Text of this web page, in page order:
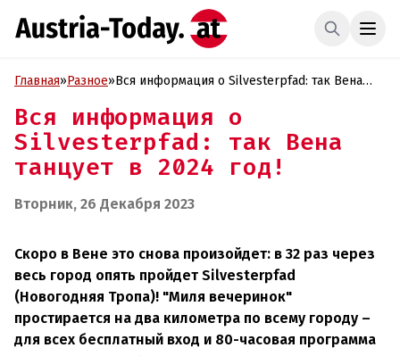
Главная»Разное»Вся информация о Silvesterpfad: так Вена
Вся информация о
Silvesterpfad: так Вена
танцует в 2024 год!
Вторник, 26 Декабря 2023
Скоро в Вене это снова произойдет: в 32 раз через
весь город опять пройдет Silvesterpfad
(Новогодняя Тропа)! "Миля вечеринок"
простирается на два километра по всему городу –
для всех бесплатный вход и 80-часовая программа